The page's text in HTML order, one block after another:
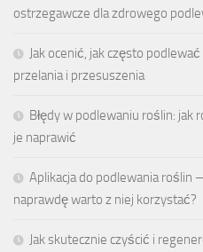
ostrzegawcze dla zdrowego
Jak ocenić, jak często
przelania i przesuszenia
Błędy w podlewaniu roślin: jak
je naprawić
Aplikacja do podlewania roślin
naprawdę warto z niej korzystać?
Jak skutecznie czyścić i